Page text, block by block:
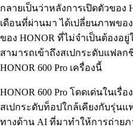
กลายเป็นว่าหลังการเปิดตัวของ
เดือนที่ผ่านมา ได้เปลี่ยนภาพข
ของ HONOR ที่ไม่จำเป็นต้องอยู่
สามารถเข้าถึงสเปกระดับแฟล
HONOR 600 Pro เครื่องนี้
HONOR 600 Pro โดดเด่นในเ
สเปกระดับท็อปใกล้เคียงกับรุ่น
ทางด้าน AI ที่มาทำให้การถ่ายภ